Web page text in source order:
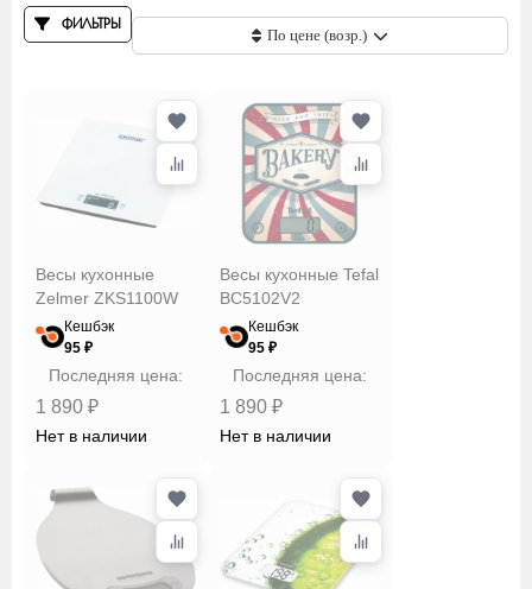
ФИЛЬТРЫ
Сбросить Применить По цене (возр.)
Весы кухонные
Zelmer ZKS1100W
Кешбэк
95 ₽
Последняя цена:
1 890 ₽
Нет в наличии
Весы кухонные Tefal
BC5102V2
Кешбэк
95 ₽
Последняя цена:
1 890 ₽
Нет в наличии